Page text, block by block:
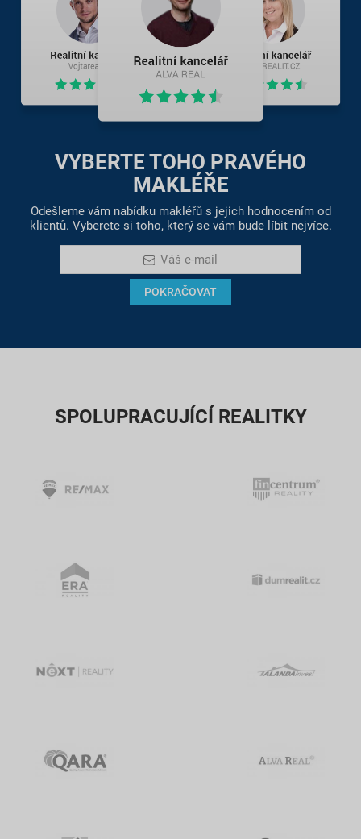
VYBERTE TOHO PRAVÉHO
MAKLÉŘE
Odešleme vám nabídku makléřů s jejich hodnocením od
klientů. Vyberete si toho, který se vám bude líbit nejvíce.
Váš e-mail
POKRAČOVAT
SPOLUPRACUJÍCÍ REALITKY